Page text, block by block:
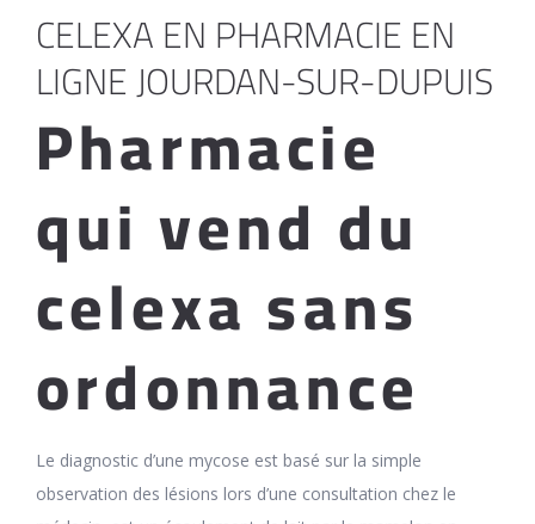
CELEXA EN PHARMACIE EN
LIGNE JOURDAN-SUR-DUPUIS
Pharmacie
qui vend du
celexa sans
ordonnance
Le diagnostic d’une mycose est basé sur la simple
observation des lésions lors d’une consultation chez le